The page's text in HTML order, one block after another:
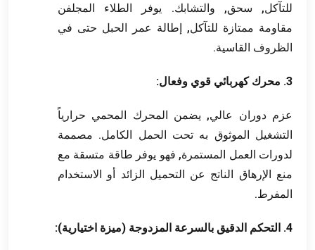
للتآكل, سحق, والتشابك. يوفر الطلاء المجلفن
مقاومة ممتازة للتآكل, إطالة عمر الحبل حتى في
الظروف القاسية.
3. محرك كهربائي قوي وفعال:
عزم دوران عالي, يضمن المحرك المحمي حرارياً
التشغيل الموثوق به تحت الحمل الكامل. مصممة
لدورات العمل المستمرة, فهو يوفر طاقة متسقة مع
منع الإرهاق الناتج عن التحميل الزائد أو الاستخدام
المفرط.
4. التحكم الدقيق بالسرعة المزدوجة (ميزة اختيارية):